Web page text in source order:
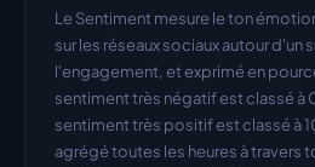
Le Sentiment mesure le ton
sur les réseaux sociaux autour d'un
l'engagement, et exprimé en
sentiment très négatif est classé à
sentiment très positif est classé à
agrégé toutes les heures à travers